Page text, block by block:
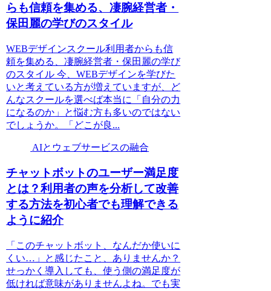
らも信頼を集める、凄腕経営者・
保田麗の学びのスタイル
WEBデザインスクール利用者からも信
頼を集める、凄腕経営者・保田麗の学び
のスタイル 今、WEBデザインを学びた
いと考えている方が増えていますが、ど
んなスクールを選べば本当に「自分の力
になるのか」と悩む方も多いのではない
でしょうか。「どこが良...
AIとウェブサービスの融合
チャットボットのユーザー満足度
とは？利用者の声を分析して改善
する方法を初心者でも理解できる
ように紹介
「このチャットボット、なんだか使いに
くい…」と感じたこと、ありませんか？
せっかく導入しても、使う側の満足度が
低ければ意味がありませんよね。でも実